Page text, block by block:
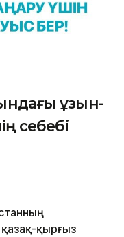
ұзын-
себебі
қазақ-қырғыз